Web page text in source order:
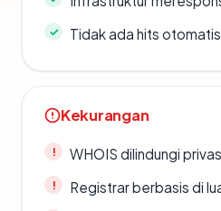
Tidak ada hits
Kekurangan
WHOIS dilindungi
Registrar berbasis di